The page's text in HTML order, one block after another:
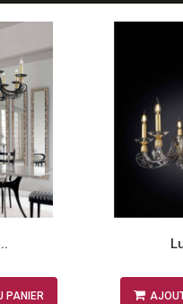
PANIER